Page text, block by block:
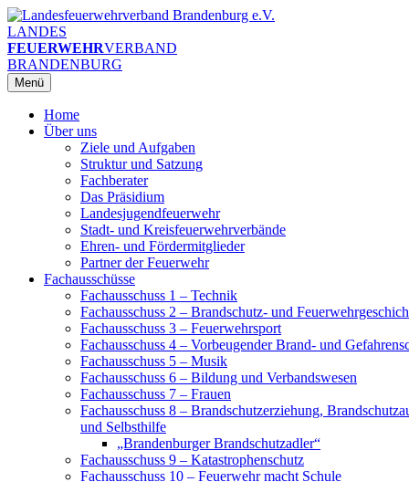
Zum
Inhalt
springen
LANDES
FEUERWEHRVERBAND
BRANDENBURG
Menü
Home
Über uns
Ziele und Aufgaben
Struktur und Satzung
Fachberater
Das Präsidium
Landesjugendfeuerwehr
Stadt- und Kreisfeuerwehrverbände
Ehren- und Fördermitglieder
Partner der Feuerwehr
Fachausschüsse
Fachausschuss 1 – Technik
Fachausschuss 2 – Brandschutz- und
Fachausschuss 3 – Feuerwehrsport
Fachausschuss 4 – Vorbeugender Brand- und
Fachausschuss 5 – Musik
Fachausschuss 6 – Bildung und Verbandswesen
Fachausschuss 7 – Frauen
Fachausschuss 8 – Brandschutzerziehung,
und Selbsthilfe
„Brandenburger Brandschutzadler“
Fachausschuss 9 – Katastrophenschutz
Fachausschuss 10 – Feuerwehr macht Schule